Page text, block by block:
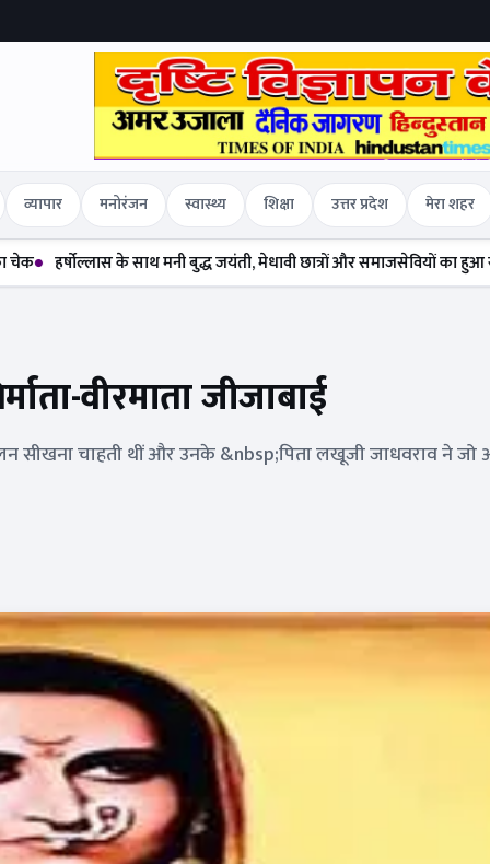
व्यापार मनोरंजन स्वास्थ्य शिक्षा उत्तर प्रदेश मेरा शहर
के साथ मनी बुद्ध जयंती, मेधावी छात्रों और समाजसेवियों का हुआ सम्मान
वीरमाता जीजाबाई
सीखना चाहती थीं और उनके &nbsp;पिता लखूजी जाधवराव ने जो